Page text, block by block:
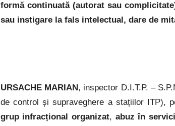
formă continuată (autorat sau
sau instigare la fals intelectual, dare de
URSACHE MARIAN, inspector D.I.T.P. –
de control și supraveghere a stațiilor ITP),
grup infracțional organizat, abuz în